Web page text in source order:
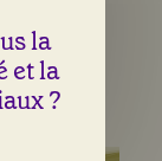
la
et la
?